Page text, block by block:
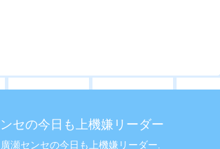
セの今日も上機嫌リーダー
瀬センセの今日も上機嫌リーダー.